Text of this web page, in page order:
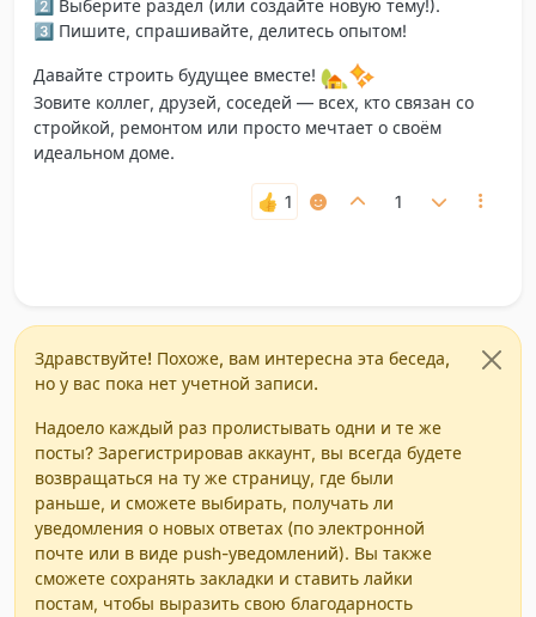
2️⃣ Выберите раздел (или создайте новую тему!).
3️⃣ Пишите, спрашивайте, делитесь опытом!
Давайте строить будущее вместе!
Зовите коллег, друзей, соседей — всех, кто связан со
стройкой, ремонтом или просто мечтает о своём
идеальном доме.
1
Здравствуйте! Похоже, вам интересна эта беседа,
но у вас пока нет учетной записи.
Надоело каждый раз пролистывать одни и те же
посты? Зарегистрировав аккаунт, вы всегда будете
возвращаться на ту же страницу, где были
раньше, и сможете выбирать, получать ли
уведомления о новых ответах (по электронной
почте или в виде push-уведомлений). Вы также
сможете сохранять закладки и ставить лайки
постам, чтобы выразить свою благодарность